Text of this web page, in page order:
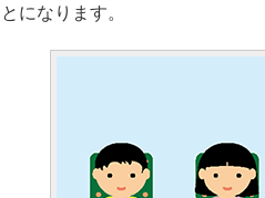
とになります。